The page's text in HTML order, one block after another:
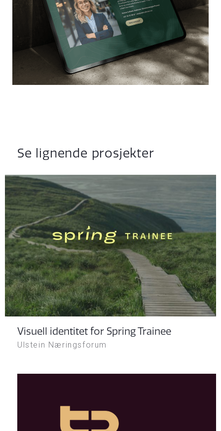
Se lignende prosjekter
Visuell identitet for Spring Trainee
Ulstein Næringsforum